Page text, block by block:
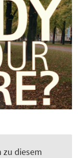
zu diesem